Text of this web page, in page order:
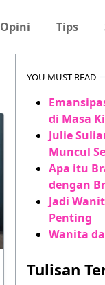
Opini Tips
YOU MUST READ
di Masa
Julie
Muncul
Apa itu
dengan
Jadi
Penting
Wanita
Tulisan